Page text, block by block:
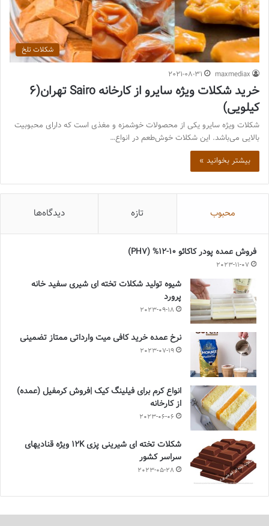
شکلات تلخ
maxmediax
2021-08-31
خرید شکلات ویژه سایرو از کارخانه Sairo تهران(6
کیلویی)
شکلات ویژه سایرو یکی از محصولات خوشمزه و مغذی است که دارای محبوبیت
بالایی می‌باشد. این شکلات خوش‌طعم در انواع…
بیشتر بخوانید »
محبوب تازه دیدگاه‌ها
فروش عمده پودر کاکائو 10-12% (PH7)
2023-11-07
شیوه تولید شکلات تخته ای شیری سفید خانه
پرورد
2023-09-18
نرخ عمده خرید کافی میت وارداتی ممتاز تضمینی
2023-07-19
انواع کرم برای فیلینگ کیک |فروش کرمفیل (عمده)
از کارخانه
2023-06-06
شکلات تخته ای شیرینی پزی 12K ویژه قنادیهای
سراسر کشور
2023-05-28